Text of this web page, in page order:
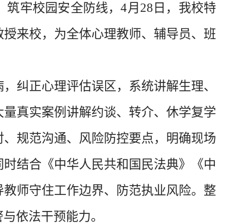
牢校园安全防线，4月28日，我校特
来校，为全体心理教师、辅导员、班
纠正心理评估误区，系统讲解生理、
真实案例讲解约谈、转介、休学复学
规范沟通、风险防控要点，明确现场
结合《中华人民共和国民法典》《中
师守住工作边界、防范执业风险。整
依法干预能力。